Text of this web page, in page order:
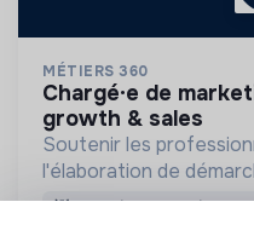
MÉTIERS 360
chargé·e de marketing d'avant-vente —
growth & sales
Soutenir les
l'élaboration de
fournissant des outils
💡 Produits ou services